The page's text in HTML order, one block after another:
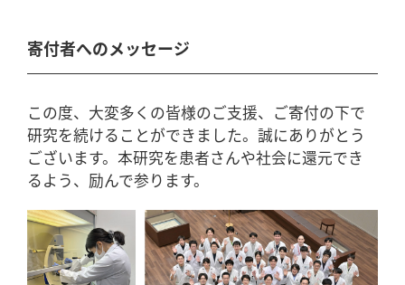
寄付者へのメッセージ
この度、大変多くの皆様のご支援、ご寄付の下で
研究を続けることができました。誠にありがとう
ございます。本研究を患者さんや社会に還元でき
るよう、励んで参ります。